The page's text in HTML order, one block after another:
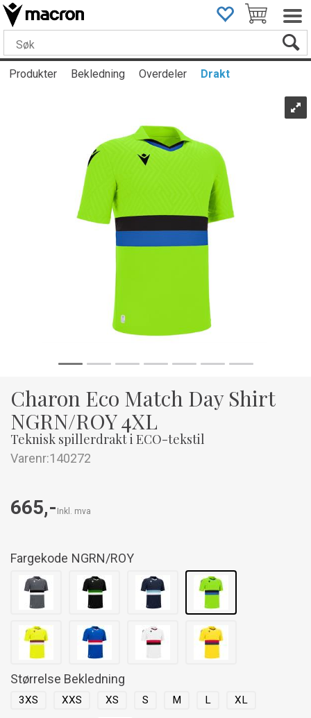
Produkter Bekledning Overdeler Drakt
Charon Eco Match Day Shirt
NGRN/ROY 4XL
Teknisk spillerdrakt i ECO-tekstil
Varenr:140272
665,- Inkl. mva
Fargekode NGRN/ROY
Størrelse Bekledning
3XS XXS XS S M L XL